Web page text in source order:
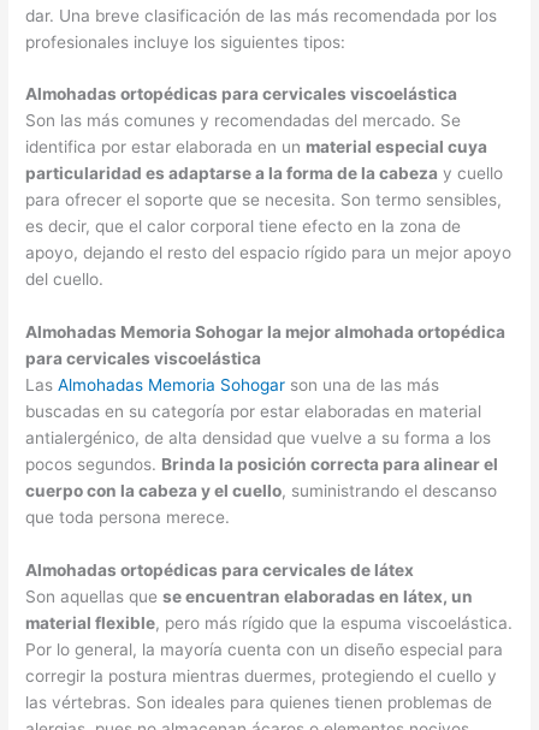
dar. Una breve clasificación de las más recomendada por los
profesionales incluye los siguientes tipos:
Almohadas ortopédicas para cervicales viscoelástica
Son las más comunes y recomendadas del mercado. Se
identifica por estar elaborada en un material especial cuya
particularidad es adaptarse a la forma de la cabeza y cuello
para ofrecer el soporte que se necesita. Son termo sensibles,
es decir, que el calor corporal tiene efecto en la zona de
apoyo, dejando el resto del espacio rígido para un mejor apoyo
del cuello.
Almohadas Memoria Sohogar la mejor almohada ortopédica
para cervicales viscoelástica
Las Almohadas Memoria Sohogar son una de las más
buscadas en su categoría por estar elaboradas en material
antialergénico, de alta densidad que vuelve a su forma a los
pocos segundos. Brinda la posición correcta para alinear el
cuerpo con la cabeza y el cuello, suministrando el descanso
que toda persona merece.
Almohadas ortopédicas para cervicales de látex
Son aquellas quese encuentran elaboradas en látex, un
material flexible, pero más rígido que la espuma viscoelástica.
Por lo general, la mayoría cuenta con un diseño especial para
corregir la postura mientras duermes, protegiendo el cuello y
las vértebras. Son ideales para quienes tienen problemas de